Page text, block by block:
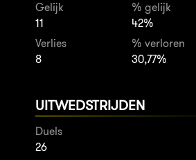
Gelijk
11
% gelijk
42%
Verlies
8
% verloren
30,77%
UITWEDSTRIJDEN
Duels
26